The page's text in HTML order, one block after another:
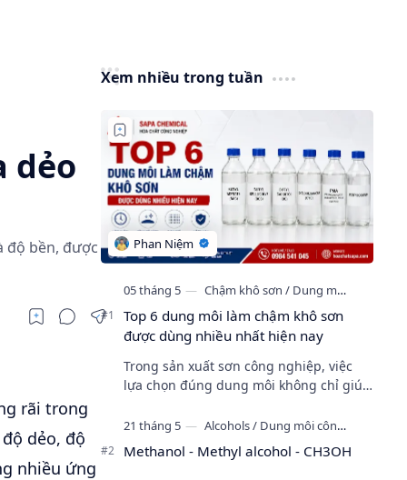
dẻo
độ bền, được
rãi trong
dẻo, độ
nhiều ứng
Xem nhiều trong tuần
Top 6 dung môi làm chậm khô sơn
được dùng nhiều nhất hiện nay
Trong sản xuất sơn công nghiệp, việc
lựa chọn đúng dung môi không chỉ giúp
đến độ bóng, độ mịn, khả năng dàn
Methanol - Methyl alcohol - CH3OH